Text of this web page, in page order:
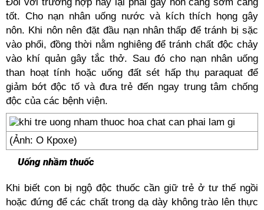
tốt. Cho nạn nhân uống nước và kích thích họng gây
nôn. Khi nôn nên đặt đầu nạn nhân thấp để tránh bị sặc
vào phổi, đồng thời nằm nghiêng để tránh chất độc chảy
vào khí quản gây tắc thở. Sau đó cho nạn nhân uống
than hoạt tính hoặc uống đất sét hấp thụ paraquat để
giảm bớt độc tố và đưa trẻ đến ngay trung tâm chống
độc của các bệnh viện.
(Ảnh: О Крохе)
Uống nhầm thuốc
Khi biết con bị ngộ độc thuốc cần giữ trẻ ở tư thế ngồi
hoặc đứng để các chất trong dạ dày không trào lên thực